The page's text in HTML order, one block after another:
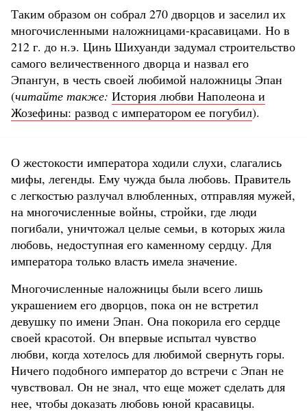
Таким образом он собрал 270 дворцов и заселил их
многочисленными наложницами-красавицами. Но в
212 г. до н.э. Цинь Шихуанди задумал строительство
самого величественного дворца и назвал его
Эпангун, в честь своей любимой наложницы Эпан
(читайте также: История любви Наполеона и
Жозефины: развод с императором ее погубил).
О жестокости императора ходили слухи, слагались
мифы, легенды. Ему чужда была любовь. Правитель
с легкостью разлучал влюбленных, отправляя мужей,
на многочисленные войны, стройки, где люди
погибали, уничтожал целые семьи, в которых жила
любовь, недоступная его каменному сердцу. Для
императора только власть имела значение.
Многочисленные наложницы были всего лишь
украшением его дворцов, пока он не встретил
девушку по имени Эпан. Она покорила его сердце
своей красотой. Он впервые испытал чувство
любви, когда хотелось для любимой свернуть горы.
Ничего подобного император до встречи с Эпан не
чувствовал. Он не знал, что еще может сделать для
нее, чтобы доказать любовь юной красавицы.